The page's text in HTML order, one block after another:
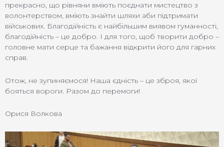
прекрасно, що рівняни вміють поєднати мистецтво з
волонтерством, вміють знайти шляхи аби підтримати
військових. Благодійність є найбільшим виявом гуманності,
благодійність – це добро. І для того, щоб творити добро –
головне мати серце та бажання відкрити його для гарних
справ.
Отож, не зупиняємося! Наша єдність – це зброя, якої
бояться вороги. Разом до перемоги!
Орися Волкова